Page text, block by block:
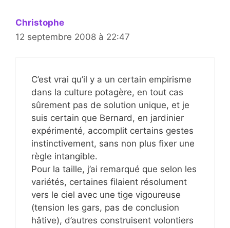
Christophe
12 septembre 2008 à 22:47
C’est vrai qu’il y a un certain empirisme
dans la culture potagère, en tout cas
sûrement pas de solution unique, et je
suis certain que Bernard, en jardinier
expérimenté, accomplit certains gestes
instinctivement, sans non plus fixer une
règle intangible.
Pour la taille, j’ai remarqué que selon les
variétés, certaines filaient résolument
vers le ciel avec une tige vigoureuse
(tension les gars, pas de conclusion
hâtive), d’autres construisent volontiers